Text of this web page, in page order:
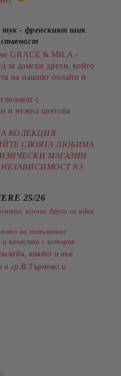
тук - френският шик
GRACE & MILA -
за дамски дрехи, който
на нашият онлайн и
с
и нежна цветова
КОЛЕКЦИЯ
СВОЯТА ЛЮБИМА
МАГАЗИН
N3
25/26
всичко друго си идва
ни попълнение
качество с история.
както и във
в гр.В.Търново и